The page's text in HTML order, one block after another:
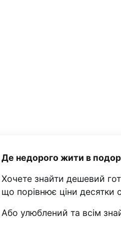
Де недорого жити в
Хочете знайти дешевий
що порівнює ціни десятки
Або улюблений та всім